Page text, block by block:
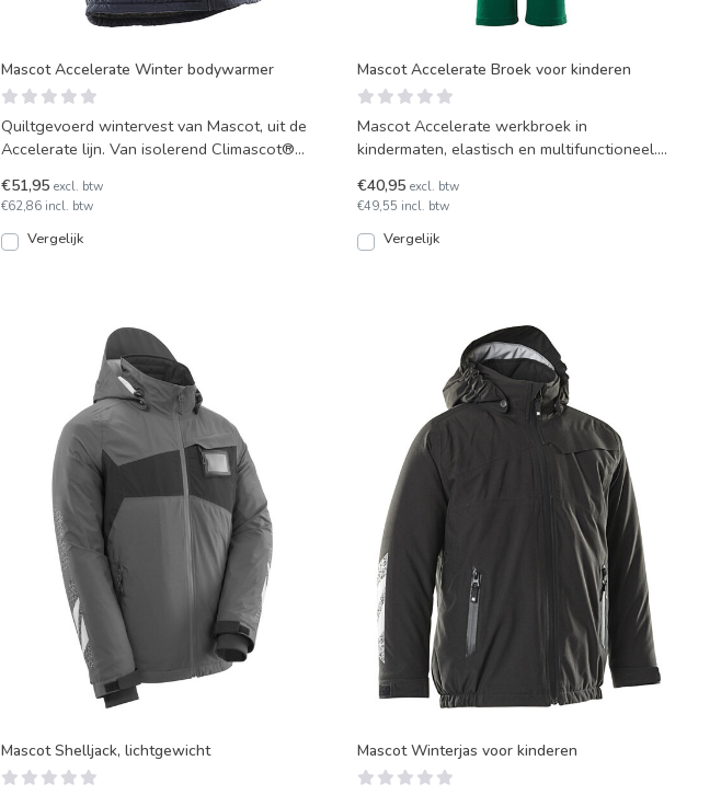
Mascot Accelerate Winter bodywarmer
Quiltgevoerd wintervest van Mascot, uit de
Accelerate lijn. Van isolerend Climascot®
€51,95 excl. btw
€62,86 incl. btw
Vergelijk
Mascot Accelerate Broek voor kinderen
Mascot Accelerate werkbroek in
kindermaten, elastisch en multifunctioneel.
€40,95 excl. btw
€49,55 incl. btw
Vergelijk
Mascot Shelljack, lichtgewicht Mascot Winterjas voor kinderen